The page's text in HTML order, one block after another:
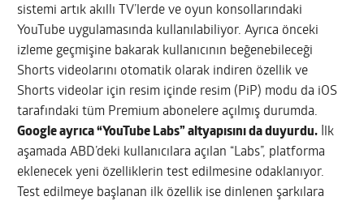
sistemi artık akıllı TV’lerde ve oyun konsollarındaki
YouTube uygulamasında kullanılabiliyor. Ayrıca önceki
izleme geçmişine bakarak kullanıcının beğenebileceği
Shorts videolarını otomatik olarak indiren özellik ve
Shorts videolar için resim içinde resim (PiP) modu da iOS
tarafındaki tüm Premium abonelere açılmış durumda.
Google ayrıca “YouTube Labs” altyapısını da duyurdu. İlk
aşamada ABD’deki kullanıcılara açılan “Labs”, platforma
eklenecek yeni özelliklerin test edilmesine odaklanıyor.
Test edilmeye başlanan ilk özellik ise dinlenen şarkılara